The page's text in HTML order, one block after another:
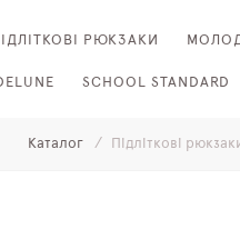
РЮКЗАКИ
SCHOOL STANDARD
Каталог Підліткові